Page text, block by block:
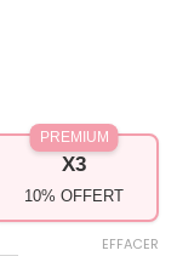
X3
10% OFFERT
PREMIUM
EFFACER